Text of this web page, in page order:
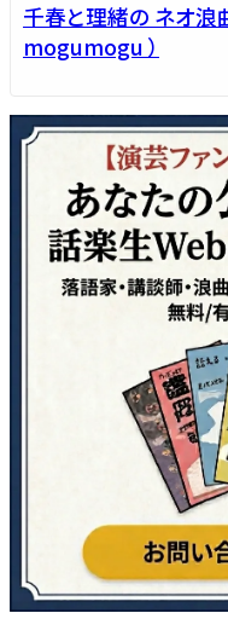
千春と理緒の ネオ
mogumogu ）